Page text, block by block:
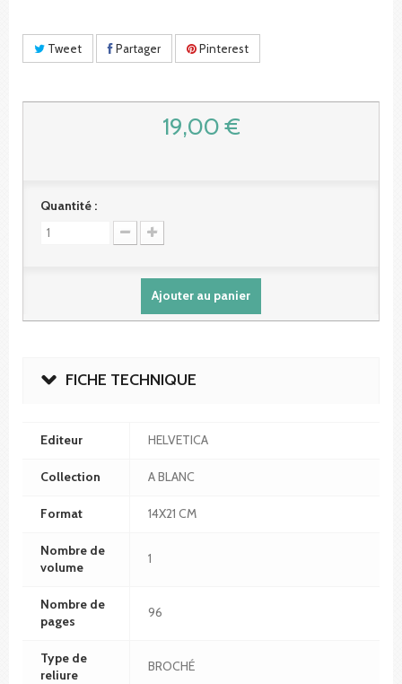
Tweet Partager Pinterest
19,00 €
Quantité :
Ajouter au panier
FICHE TECHNIQUE
Editeur HELVETICA
Collection A BLANC
Format 14X21 CM
Nombre de
volume
1
Nombre de
pages
96
Type de
reliure
BROCHÉ